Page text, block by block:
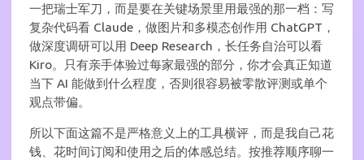
一把瑞士军刀，而是要在关键场景里用最强的那一档：写
复杂代码看 Claude，做图片和多模态创作用 ChatGPT，
做深度调研可以用 Deep Research，长任务自治可以看
Kiro。只有亲手体验过每家最强的部分，你才会真正知道
当下 AI 能做到什么程度，否则很容易被零散评测或单个
观点带偏。
所以下面这篇不是严格意义上的工具横评，而是我自己花
钱、花时间订阅和使用之后的体感总结。按推荐顺序聊一